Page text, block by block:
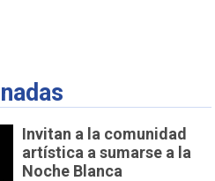
Invitan a la comunidad
artística a sumarse a la
Noche Blanca